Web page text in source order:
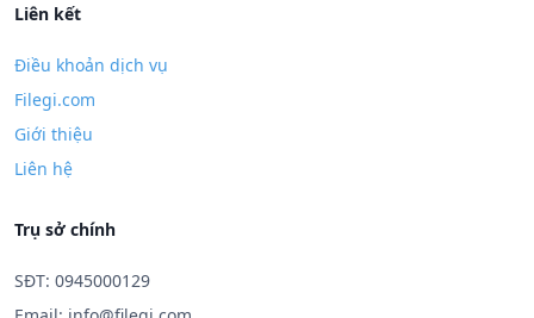
Liên kết
Điều khoản dịch vụ
Filegi.com
Giới thiệu
Liên hệ
Trụ sở chính
SĐT: 0945000129